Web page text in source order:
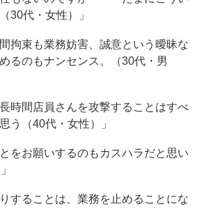
30代・女性）」
拘束も業務妨害、誠意という曖昧な
るのもナンセンス。（30代・男
時間店員さんを攻撃することはすべ
う（40代・女性）」
をお願いするのもカスハラだと思い
することは、業務を止めることにな